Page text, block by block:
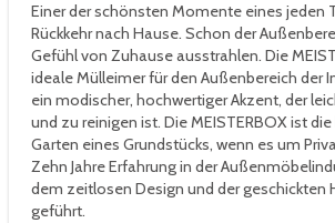
Einer der schönsten Momente eines jeden
Rückkehr nach Hause. Schon der
Gefühl von Zuhause ausstrahlen. Die
ideale Mülleimer für den Außenbereich der
ein modischer, hochwertiger Akzent, der
und zu reinigen ist. Die MEISTERBOX ist
Garten eines Grundstücks, wenn es um
Zehn Jahre Erfahrung in der
dem zeitlosen Design und der geschickten
geführt.